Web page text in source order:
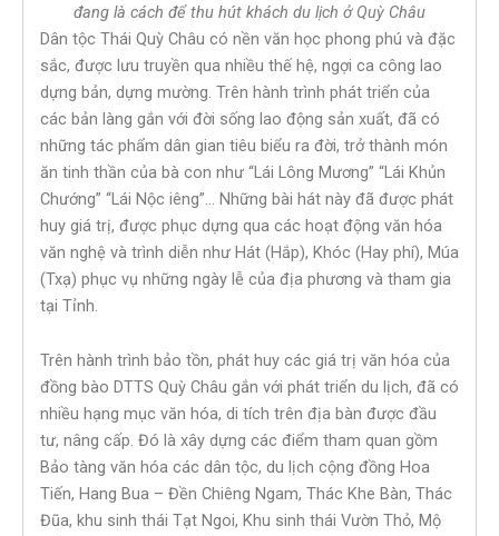
đang là cách để thu hút khách du lịch ở Quỳ Châu
Dân tộc Thái Quỳ Châu có nền văn học phong phú và đặc
sắc, được lưu truyền qua nhiều thế hệ, ngợi ca công lao
dựng bản, dựng mường. Trên hành trình phát triển của
các bản làng gắn với đời sống lao động sản xuất, đã có
những tác phẩm dân gian tiêu biểu ra đời, trở thành món
ăn tinh thần của bà con như “Lái Lông Mương” “Lái Khủn
Chướng” “Lái Nộc iêng”… Những bài hát này đã được phát
huy giá trị, được phục dựng qua các hoạt động văn hóa
văn nghệ và trình diễn như Hát (Hắp), Khóc (Hay phí), Múa
(Txạ) phục vụ những ngày lễ của địa phương và tham gia
tại Tỉnh.
Trên hành trình bảo tồn, phát huy các giá trị văn hóa của
đồng bào DTTS Quỳ Châu gắn với phát triển du lịch, đã có
nhiều hạng mục văn hóa, di tích trên địa bàn được đầu
tư, nâng cấp. Đó là xây dựng các điểm tham quan gồm
Bảo tàng văn hóa các dân tộc, du lịch cộng đồng Hoa
Tiến, Hang Bua – Đền Chiêng Ngam, Thác Khe Bàn, Thác
Đũa, khu sinh thái Tạt Ngoi, Khu sinh thái Vườn Thỏ, Mộ